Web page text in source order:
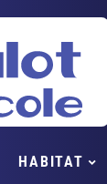
HABITAT